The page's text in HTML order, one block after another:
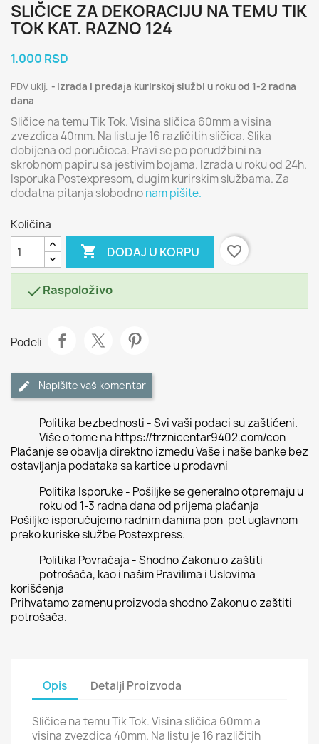
SLIČICE ZA DEKORACIJU NA TEMU TIK
TOK KAT. RAZNO 124
1.000 RSD
PDV uklj.
Izrada i predaja kurirskoj službi u roku od 1-2 radna
dana
Sličice na temu Tik Tok. Visina sličica 60mm a visina
zvezdica 40mm. Na listu je 16 različitih sličica. Slika
dobijena od poručioca. Pravi se po porudžbini na
skrobnom papiru sa jestivim bojama. Izrada u roku od 24h.
Isporuka Postexpresom, dugim kurirskim službama. Za
dodatna pitanja slobodnonam pišite.
Količina
 DODAJ U KORPU favorite_border
Raspoloživo
Podeli
Napišite vaš komentar
Politika bezbednosti - Svi vaši podaci su zaštićeni.
Više o tome na https://trznicentar9402.com/con
Plaćanje se obavlja direktno između Vaše i naše banke bez
ostavljanja podataka sa kartice u prodavni
Politika Isporuke - Pošiljke se generalno otpremaju u
roku od 1-3 radna dana od prijema plaćanja
Pošiljke isporučujemo radnim danima pon-pet uglavnom
preko kuriske službe Postexpress.
Politika Povraćaja - Shodno Zakonu o zaštiti
potrošača, kao i našim Pravilima i Uslovima
korišćenja
Prihvatamo zamenu proizvoda shodno Zakonu o zaštiti
potrošača.
Opis Detalji Proizvoda
Sličice na temu Tik Tok. Visina sličica 60mm a
visina zvezdica 40mm. Na listu je 16 različitih